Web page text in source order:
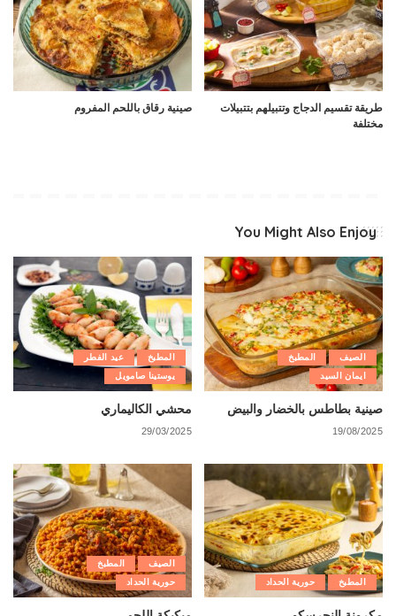
طريقة تقسيم الدجاج وتتبيلهم بتتبيلات
مختلفة
صينية رقاق باللحم المفروم
You Might Also Enjoy
الصيف
المطبخ
ايمان السيد
صينية بطاطس بالخضار والبيض
19/08/2025
المطبخ
عيد الفطر
يوستينا صامويل
محشي الكاليماري
29/03/2025
المطبخ حورية الحداد
الصيف
المطبخ
حورية الحداد